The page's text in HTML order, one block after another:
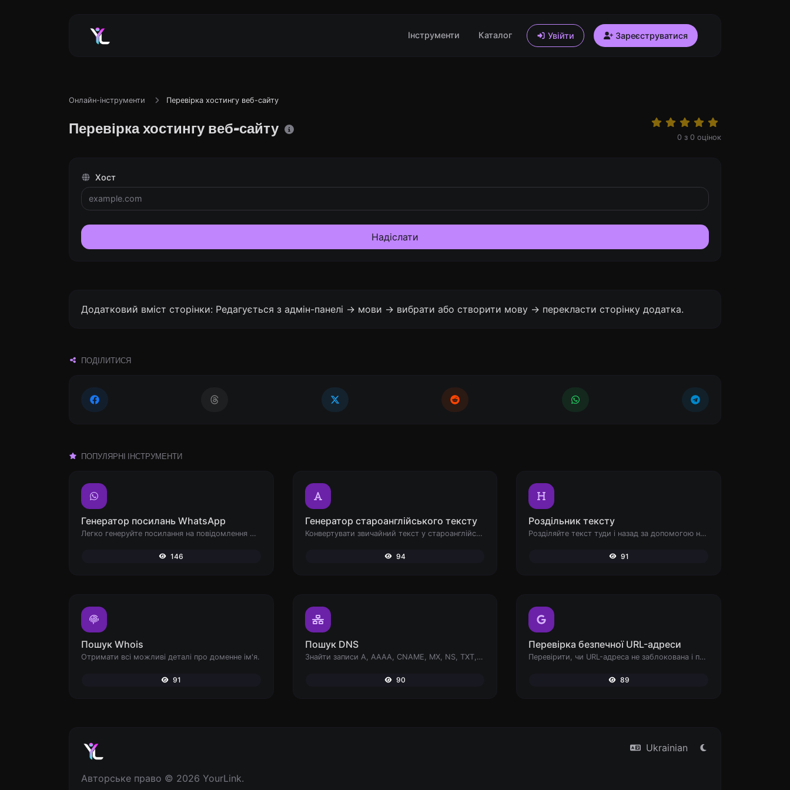
Інструменти Каталог Увійти Зареєструватися
Онлайн-інструменти Перевірка хостингу веб-сайту
Перевірка хостингу веб-сайту 0 з 0 оцінок
Хост
Надіслати
Додатковий вміст сторінки: Редагується з адмін-панелі -> мови -> вибрати або створити мову -> перекласти сторінку додатка.
ПОДІЛИТИСЯ
ПОПУЛЯРНІ ІНСТРУМЕНТИ
Генератор посилань WhatsApp
Легко генеруйте посилання на повідомлення WhatsApp.
146
Генератор староанглійського тексту
Конвертувати звичайний текст у староанглійський шрифт.
94
Роздільник тексту
Розділяйте текст туди і назад за допомогою нових рядків, ком, крапок... і т.д.
91
Пошук Whois
Отримати всі можливі деталі про доменне ім'я.
91
Пошук DNS
Знайти записи A, AAAA, CNAME, MX, NS, TXT, SOA DNS хоста.
90
Перевірка безпечної URL-адреси
Перевірити, чи URL-адреса не заблокована і позначена як безпечна/небезпечна Google.
89
Авторське право © 2026 YourLink.
Ukrainian